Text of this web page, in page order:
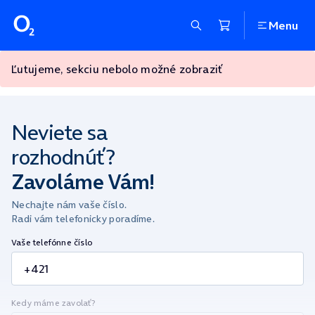
Menu
Ľutujeme, sekciu nebolo možné zobraziť
Neviete sa
rozhodnúť?
Zavoláme Vám!
Nechajte nám vaše číslo.
Radi vám telefonicky poradíme.
Vaše telefónne číslo
Kedy máme zavolať?